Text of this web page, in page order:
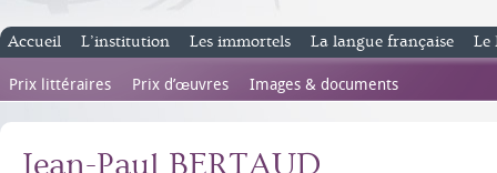
Accueil L’institution Les immortels La langue française Le
Prix littéraires Prix d’œuvres Images & documents
Jean-Paul BERTAUD